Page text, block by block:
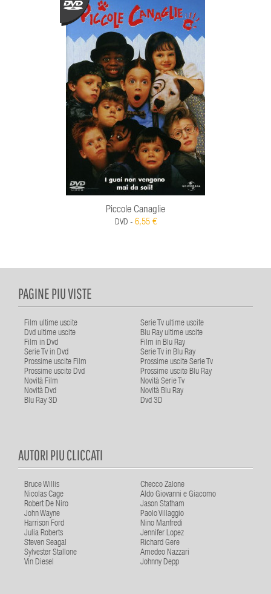
Piccole Canaglie
DVD - 6,55 €
PAGINE PIU VISTE
Film ultime uscite
Serie Tv ultime uscite
Dvd ultime uscite
Blu Ray ultime uscite
Film in Dvd
Film in Blu Ray
Serie Tv in Dvd
Serie Tv in Blu Ray
Prossime uscite Film
Prossime uscite Serie Tv
Prossime uscite Dvd
Prossime uscite Blu Ray
Novità Film
Novità Serie Tv
Novità Dvd
Novità Blu Ray
Blu Ray 3D
Dvd 3D
AUTORI PIU CLICCATI
Bruce Willis
Checco Zalone
Nicolas Cage
Aldo Giovanni e Giacomo
Robert De Niro
Jason Statham
John Wayne
Paolo Villaggio
Harrison Ford
Nino Manfredi
Julia Roberts
Jennifer Lopez
Steven Seagal
Richard Gere
Sylvester Stallone
Amedeo Nazzari
Vin Diesel
Johnny Depp